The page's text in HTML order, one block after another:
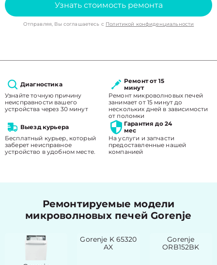
Узнать стоимость ремонта
Отправляя, Вы соглашаетесь с Политикой конфиденциальности
Диагностика
Узнайте точную причину
неисправности вашего
устройства через 30 минут
Ремонт от 15
минут
Ремонт микроволновых печей
занимает от 15 минут до
нескольких дней в зависимости
от поломки
Выезд курьера
Бесплатный курьер, который
заберет неисправное
устройство в удобном месте.
Гарантия до 24
мес
На услуги и запчасти
предоставленные нашей
компанией
Ремонтируемые модели
микроволновых печей Gorenje
Gorenje K 65320
AX
Gorenje
ORB152BK